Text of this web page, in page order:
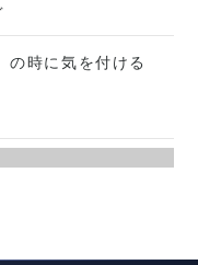
の時に気を付ける